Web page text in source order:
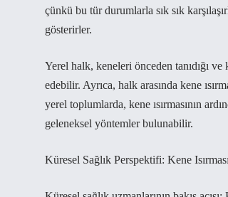
çünkü bu tür durumlarla sık sık
gösterirler.
Yerel halk, keneleri önceden tanıdığı
edebilir. Ayrıca, halk arasında kene
yerel toplumlarda, kene ısırmasının
geleneksel yöntemler bulunabilir.
Küresel Sağlık Perspektifi: Kene